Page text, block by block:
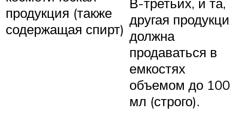
продукция (также
содержащая спирт)
другая
должна
продаваться в
емкостях
объемом до 100
мл (строго).